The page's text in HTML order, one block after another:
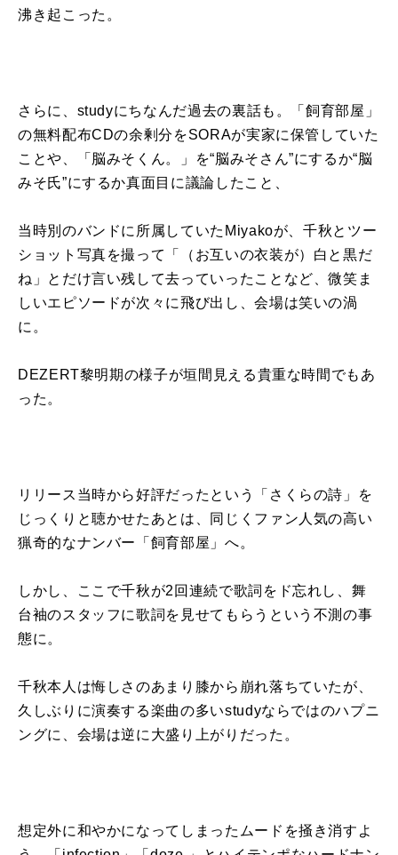
沸き起こった。
さらに、studyにちなんだ過去の裏話も。「飼育部屋」
の無料配布CDの余剰分をSORAが実家に保管していた
ことや、「脳みそくん。」を“脳みそさん”にするか“脳
みそ氏”にするか真面目に議論したこと、
当時別のバンドに所属していたMiyakoが、千秋とツー
ショット写真を撮って「（お互いの衣装が）白と黒だ
ね」とだけ言い残して去っていったことなど、微笑ま
しいエピソードが次々に飛び出し、会場は笑いの渦
に。
DEZERT黎明期の様子が垣間見える貴重な時間でもあ
った。
リリース当時から好評だったという「さくらの詩」を
じっくりと聴かせたあとは、同じくファン人気の高い
猟奇的なナンバー「飼育部屋」へ。
しかし、ここで千秋が2回連続で歌詞をド忘れし、舞
台袖のスタッフに歌詞を見せてもらうという不測の事
態に。
千秋本人は悔しさのあまり膝から崩れ落ちていたが、
久しぶりに演奏する楽曲の多いstudyならではのハプニ
ングに、会場は逆に大盛り上がりだった。
想定外に和やかになってしまったムードを掻き消すよ